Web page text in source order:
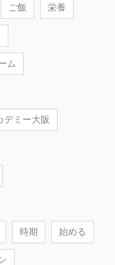
ご飯 栄養
ム
デミー大阪
時期 始める